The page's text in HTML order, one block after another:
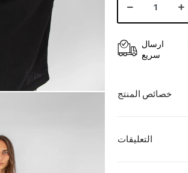
ارسال
سريع
خصائص المنتج
التعليقات